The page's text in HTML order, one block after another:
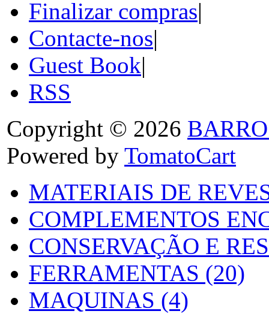
Finalizar compras|
Contacte-nos|
Guest Book|
RSS
Copyright © 2026
Powered by TomatoCart
MATERIAIS DE
COMPLEMENTOS
CONSERVAÇÃO E
FERRAMENTAS (20)
MAQUINAS (4)